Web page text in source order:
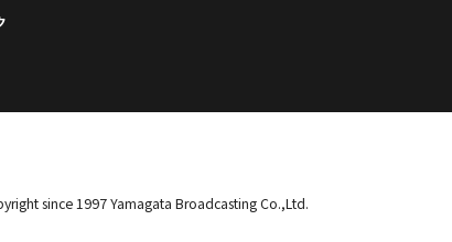
since 1997 Yamagata Broadcasting Co.,Ltd.